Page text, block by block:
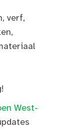
verf,
West-